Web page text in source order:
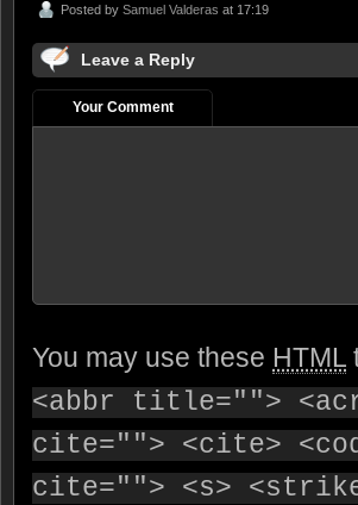
Posted by Samuel Valderas at 17:19
Leave a Reply
Your Comment
You may use these HTML
<abbr title="">
cite=""> <cite>
cite=""> <s>